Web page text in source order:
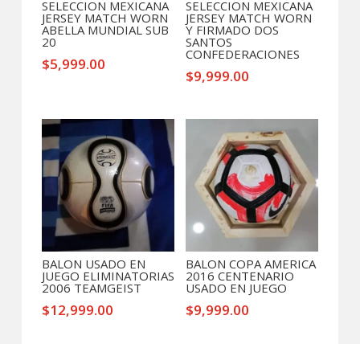
SELECCION MEXICANA
JERSEY MATCH WORN
ABELLA MUNDIAL SUB
20
$5,999.00
SELECCION MEXICANA
JERSEY MATCH WORN
Y FIRMADO DOS
SANTOS
CONFEDERACIONES
$9,999.00
BALON USADO EN
JUEGO ELIMINATORIAS
2006 TEAMGEIST
$12,999.00
BALON COPA AMERICA
2016 CENTENARIO
USADO EN JUEGO
$9,999.00